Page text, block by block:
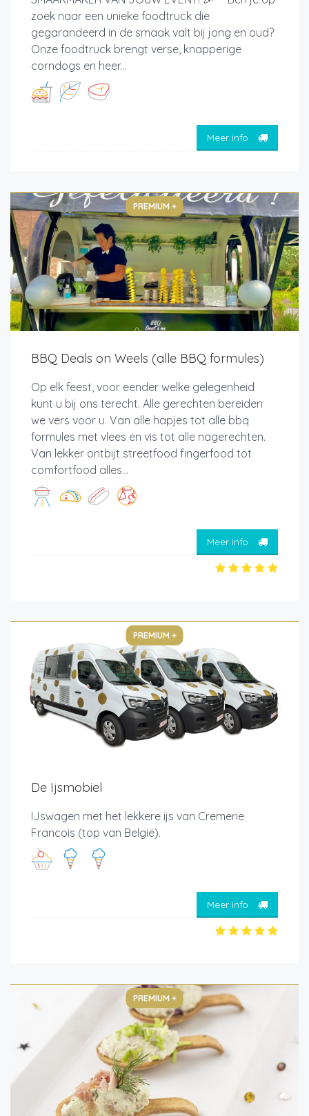
zoek naar een unieke foodtruck die
gegarandeerd in de smaak valt bij jong en oud?
Onze foodtruck brengt verse, knapperige
corndogs en heer...
Meer info
PREMIUM +
BBQ Deals on Weels (alle BBQ formules)
Op elk feest, voor eender welke gelegenheid
kunt u bij ons terecht. Alle gerechten bereiden
we vers voor u. Van alle hapjes tot alle bbq
formules met vlees en vis tot alle nagerechten.
Van lekker ontbijt streetfood fingerfood tot
comfortfood alles...
Meer info
PREMIUM +
De Ijsmobiel
IJswagen met het lekkere ijs van Cremerie
Francois (top van België).
Meer info
PREMIUM +